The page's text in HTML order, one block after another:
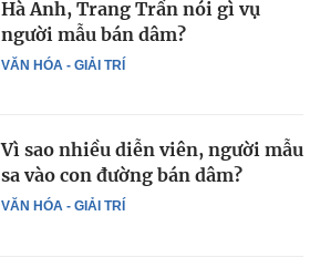
VĂN HÓA - GIẢI TRÍ
Hà Anh, Trang Trần nói gì vụ
người mẫu bán dâm?
VĂN HÓA - GIẢI TRÍ
Vì sao nhiều diễn viên, người mẫu
sa vào con đường bán dâm?